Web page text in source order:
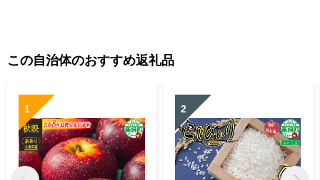
この自治体のおすすめ返礼品
1 2